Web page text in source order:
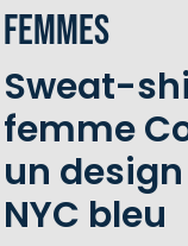
Femmes
Sweat-
femme
un
NYC bleu